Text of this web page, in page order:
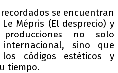
se encuentran
Mépris (El desprecio) y
no solo
sino que
códigos estéticos y
tiempo.